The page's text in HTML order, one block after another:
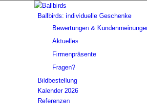
Ballbirds: individuelle Geschenke
Bewertungen &
Aktuelles
Firmenpräsente
Fragen?
Bildbestellung
Kalender 2026
Referenzen